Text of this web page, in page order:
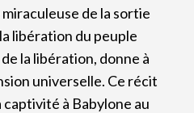
de la sortie
libération du peuple
la libération, donne à
universelle. Ce récit
à Babylone au